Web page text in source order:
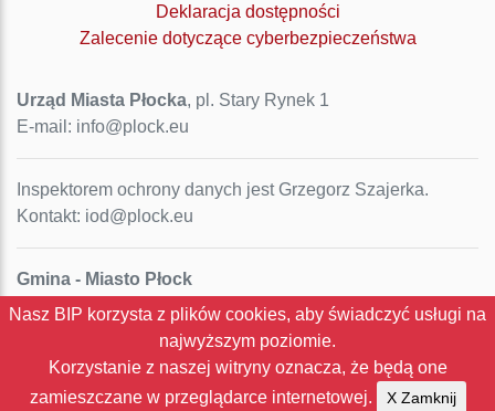
Deklaracja dostępności
Zalecenie dotyczące cyberbezpieczeństwa
Urząd Miasta Płocka, pl. Stary Rynek 1
E-mail: info@plock.eu
Inspektorem ochrony danych jest Grzegorz Szajerka.
Kontakt: iod@plock.eu
Gmina - Miasto Płock
Pl. Stary Rynek 1
NIP: 774-31-35-712
Nasz BIP korzysta z plików cookies, aby świadczyć usługi na
najwyższym poziomie.
Korzystanie z naszej witryny oznacza, że będą one
zamieszczane w przeglądarce internetowej.
X Zamknij